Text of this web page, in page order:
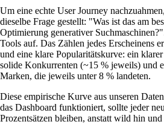
Um eine echte User Journey
dieselbe Frage gestellt: "Was ist das am
Optimierung generativer
Tools auf. Das Zählen jedes Erscheinens
und eine klare Popularitätskurve: ein
solide Konkurrenten (~15 % jeweils) und
Marken, die jeweils unter 8 % landeten.
Diese empirische Kurve aus unseren
das Dashboard funktioniert, sollte jeder
Prozentsätzen bleiben, anstatt wild hin